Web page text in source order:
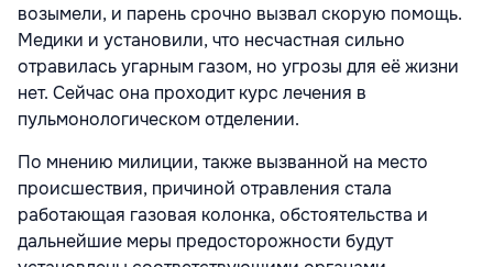
возымели, и парень срочно вызвал скорую помощь.
Медики и установили, что несчастная сильно
отравилась угарным газом, но угрозы для её жизни
нет. Сейчас она проходит курс лечения в
пульмонологическом отделении.
По мнению милиции, также вызванной на место
происшествия, причиной отравления стала
работающая газовая колонка, обстоятельства и
дальнейшие меры предосторожности будут